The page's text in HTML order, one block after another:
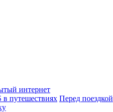
интернет
в путешествиях Перед поездкой